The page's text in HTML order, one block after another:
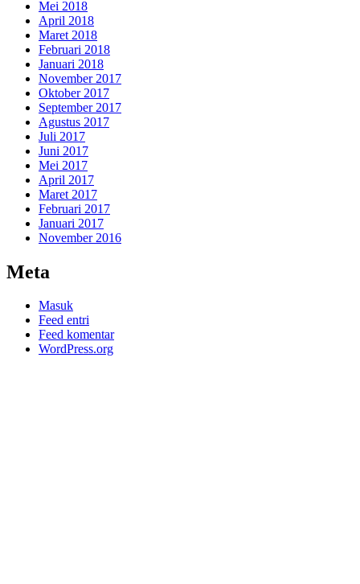
Mei 2018
April 2018
Maret 2018
Februari 2018
Januari 2018
November 2017
Oktober 2017
September 2017
Agustus 2017
Juli 2017
Juni 2017
Mei 2017
April 2017
Maret 2017
Februari 2017
Januari 2017
November 2016
Meta
Masuk
Feed entri
Feed komentar
WordPress.org